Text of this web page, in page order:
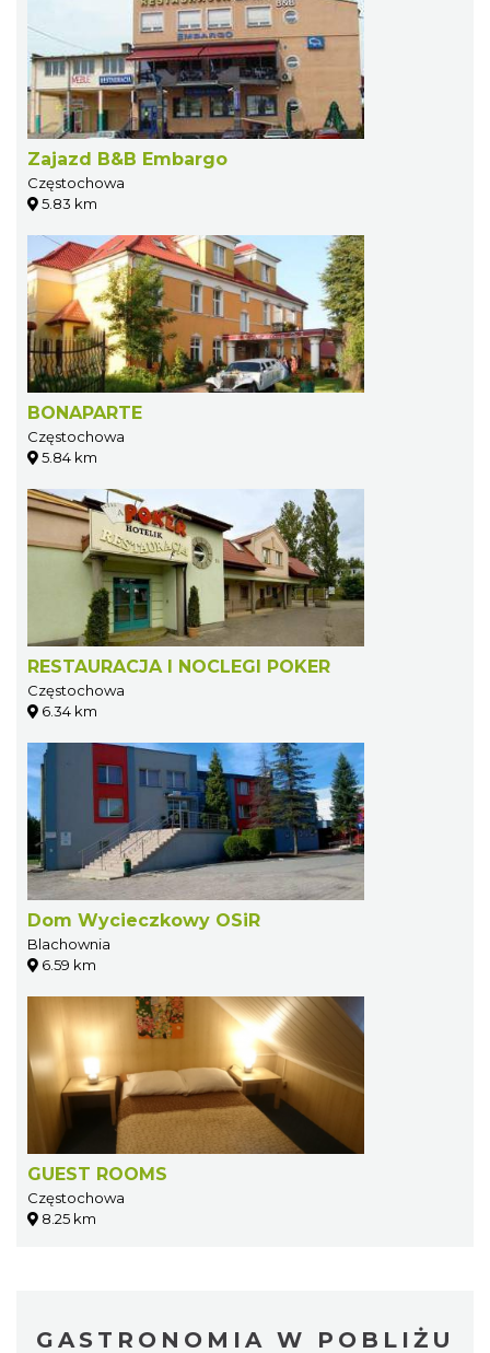
Zajazd B&B Embargo
Częstochowa
5.83 km
BONAPARTE
Częstochowa
5.84 km
RESTAURACJA I NOCLEGI POKER
Częstochowa
6.34 km
Dom Wycieczkowy OSiR
Blachownia
6.59 km
GUEST ROOMS
Częstochowa
8.25 km
GASTRONOMIA W POBLIŻU